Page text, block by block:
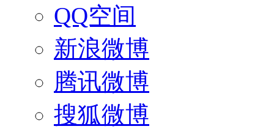
QQ空间
新浪微博
腾讯微博
搜狐微博